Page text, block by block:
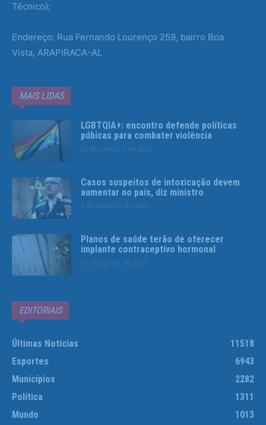
Técnico);
Endereço: Rua Fernando Lourenço 259, bairro Boa
Vista, ARAPIRACA-AL
MAIS LIDAS
LGBTQIA+: encontro defende políticas
púbicas para combater violência
22 de outubro de 2025
Casos suspeitos de intoxicação devem
aumentar no país, diz ministro
1 de outubro de 2025
Planos de saúde terão de oferecer
implante contraceptivo hormonal
13 de agosto de 2025
EDITORIAIS
Últimas Notícias
11518
Esportes
6943
Municípios
2282
Política
1311
Mundo
1013